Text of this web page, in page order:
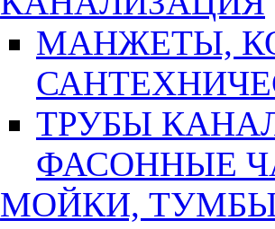
МАНЖЕТЫ,
ТРУБЫ
ФАСОННЫЕ
МОЙКИ,